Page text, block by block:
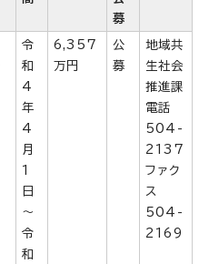
募
令
和
4
年
4
月
1
日
～
令
和
6,357
万円
公
募
地域共
生社会
推進課
電話
504-
2137
ファク
ス
504-
2169